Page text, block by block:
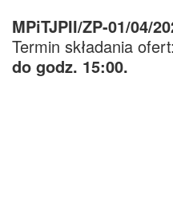
MPiTJPII/ZP-01/04/
Termin składania
do godz. 15:00.